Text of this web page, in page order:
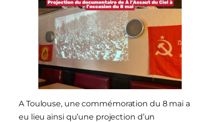
A Toulouse, une commémoration du 8 mai a
eu lieu ainsi qu’une projection d’un